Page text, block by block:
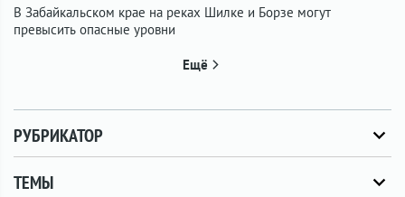
В Забайкальском крае на реках Шилке и Борзе могут
превысить опасные уровни
Ещё
РУБРИКАТОР
ТЕМЫ